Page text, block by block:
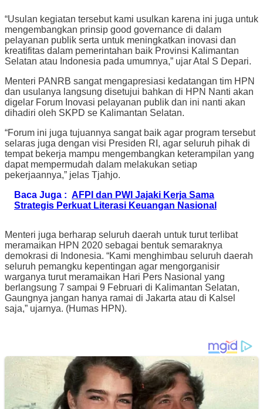
“Usulan kegiatan tersebut kami usulkan karena ini juga untuk
mengembangkan prinsip good governance di dalam
pelayanan publik serta untuk meningkatkan inovasi dan
kreatifitas dalam pemerintahan baik Provinsi Kalimantan
Selatan atau Indonesia pada umumnya,” ujar Atal S Depari.
Menteri PANRB sangat mengapresiasi kedatangan tim HPN
dan usulanya langsung disetujui bahkan di HPN Nanti akan
digelar Forum Inovasi pelayanan publik dan ini nanti akan
dihadiri oleh SKPD se Kalimantan Selatan.
“Forum ini juga tujuannya sangat baik agar program tersebut
selaras juga dengan visi Presiden RI, agar seluruh pihak di
tempat bekerja mampu mengembangkan keterampilan yang
dapat mempermudah dalam melakukan setiap
pekerjaannya,” jelas Tjahjo.
Baca Juga : AFPI dan PWI Jajaki Kerja Sama
Strategis Perkuat Literasi Keuangan Nasional
Menteri juga berharap seluruh daerah untuk turut terlibat
meramaikan HPN 2020 sebagai bentuk semaraknya
demokrasi di Indonesia. “Kami menghimbau seluruh daerah
seluruh pemangku kepentingan agar mengorganisir
warganya turut meramaikan Hari Pers Nasional yang
berlangsung 7 sampai 9 Februari di Kalimantan Selatan,
Gaungnya jangan hanya ramai di Jakarta atau di Kalsel
saja,” ujarnya. (Humas HPN).